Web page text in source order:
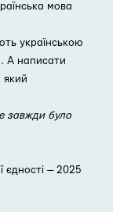
мова
українською
А написати
який
завжди було
єдності — 2025